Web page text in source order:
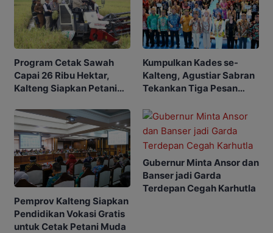
Program Cetak Sawah
Capai 26 Ribu Hektar,
Kalteng Siapkan Petani
Kumpulkan Kades se-
Kalteng, Agustiar Sabran
Tekankan Tiga Pesan
Pemprov Kalteng Siapkan
Pendidikan Vokasi Gratis
untuk Cetak Petani Muda
Gubernur Minta Ansor dan
Banser jadi Garda
Terdepan Cegah Karhutla